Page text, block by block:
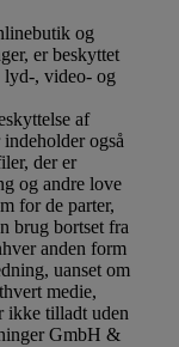
og
er beskyttet
lyd-, video- og
af
også
der er
og andre love
for de parter,
brug bortset fra
anden form
uanset om
medie,
ikke tilladt uden
GmbH &